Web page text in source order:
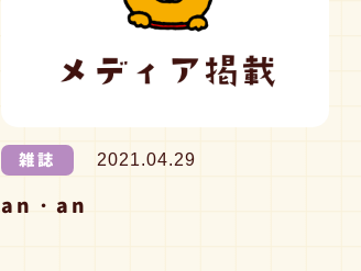
雑誌 2021.04.29
an・an